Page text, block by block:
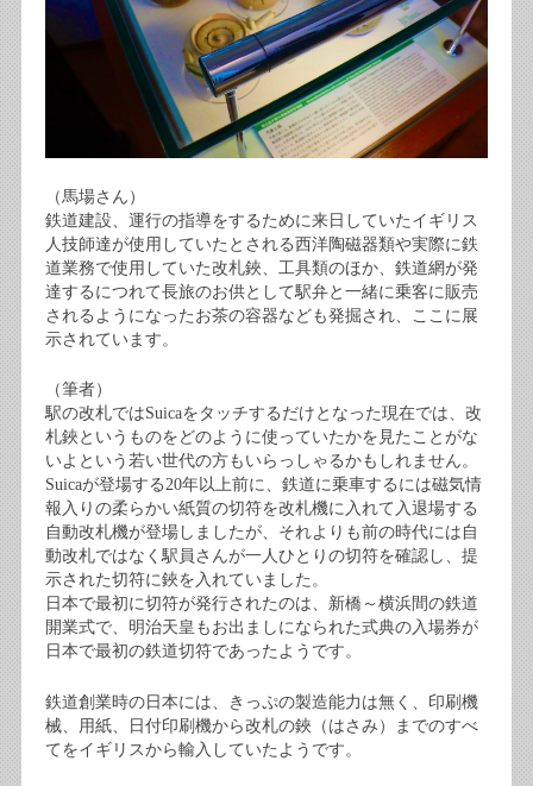
（馬場さん）
鉄道建設、運行の指導をするために来日していたイギリス
人技師達が使用していたとされる西洋陶磁器類や実際に鉄
道業務で使用していた改札鋏、工具類のほか、鉄道網が発
達するにつれて長旅のお供として駅弁と一緒に乗客に販売
されるようになったお茶の容器なども発掘され、ここに展
示されています。
（筆者）
駅の改札ではSuicaをタッチするだけとなった現在では、改
札鋏というものをどのように使っていたかを見たことがな
いよという若い世代の方もいらっしゃるかもしれません。
Suicaが登場する20年以上前に、鉄道に乗車するには磁気情
報入りの柔らかい紙質の切符を改札機に入れて入退場する
自動改札機が登場しましたが、それよりも前の時代には自
動改札ではなく駅員さんが一人ひとりの切符を確認し、提
示された切符に鋏を入れていました。
日本で最初に切符が発行されたのは、新橋～横浜間の鉄道
開業式で、明治天皇もお出ましになられた式典の入場券が
日本で最初の鉄道切符であったようです。
鉄道創業時の日本には、きっぷの製造能力は無く、印刷機
械、用紙、日付印刷機から改札の鋏（はさみ）までのすべ
てをイギリスから輸入していたようです。